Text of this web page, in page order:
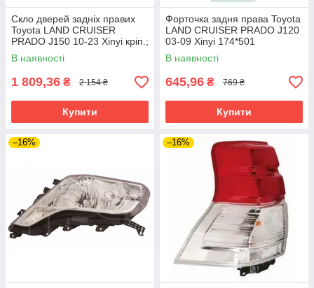
Скло дверей задніх правих
Toyota LAND CRUISER
PRADO J150 10-23 Xinyi кріп.;
663*519
В наявності
1 809,36 ₴ 2 154 ₴
Купити
Форточка задня права Toyota
LAND CRUISER PRADO J120
03-09 Xinyi 174*501
В наявності
645,96 ₴ 769 ₴
Купити
–16% –16%